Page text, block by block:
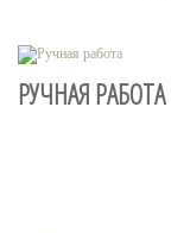
РУЧНАЯ РАБОТА